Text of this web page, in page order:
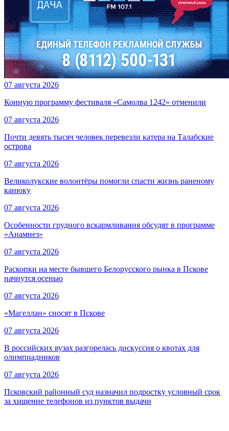
07 августа 2026
Конную программу фестиваля «Самолва 1242» отменили
07 августа 2026
Почти девять тысяч человек перевезли катера на Талабские
острова
07 августа 2026
Великолукские волонтёры помогли спасти жизнь раненому
канюку
07 августа 2026
Особенности грудного вскармливания обсудят в программе
«Анамнез»
07 августа 2026
Раскопки на месте бывшего Белорусского рынка в Пскове
начнутся осенью
07 августа 2026
«Магеллан» сносят в Пскове
07 августа 2026
В российских вузах разгорелась дискуссия о квотах для
олимпиадников
07 августа 2026
Псковский районный суд назначил подростку условный срок
за хищение телефонов из пунктов выдачи